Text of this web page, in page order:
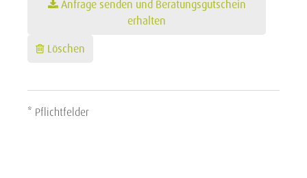
Anfrage senden und Beratungsgutschein
erhalten
Löschen
* Pflichtfelder